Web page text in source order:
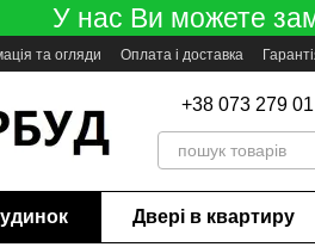
контенту
У нас Ви можете
та огляди Оплата і доставка
+38 073 279
Двері в квартиру